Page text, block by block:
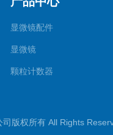
显微镜配件
显微镜
颗粒计数器
司版权所有 All Rights